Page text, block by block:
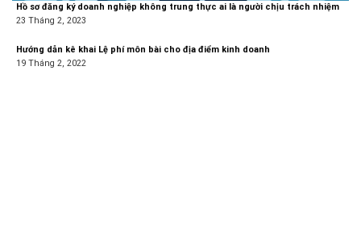
Hồ sơ đăng ký doanh nghiệp không trung thực ai là người chịu trách nhiệm
23 Tháng 2, 2023
Hướng dẫn kê khai Lệ phí môn bài cho địa điểm kinh doanh
19 Tháng 2, 2022